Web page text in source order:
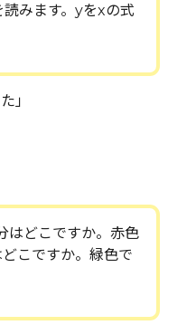
みます。yをxの式
」
はどこですか。赤色
こですか。緑色で